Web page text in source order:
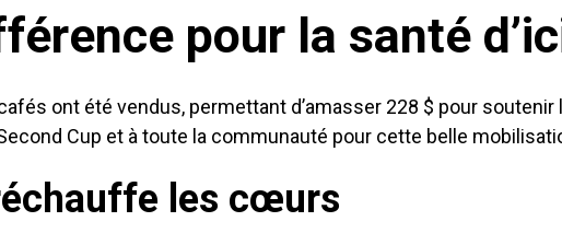
pour la santé
ont été vendus, permettant d’amasser 228 $ pour soutenir
Cup et à toute la communauté pour cette belle
les cœurs